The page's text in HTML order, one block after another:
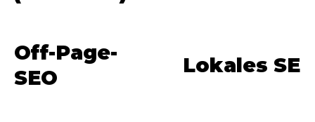
Off-Page-
SEO
Lokales